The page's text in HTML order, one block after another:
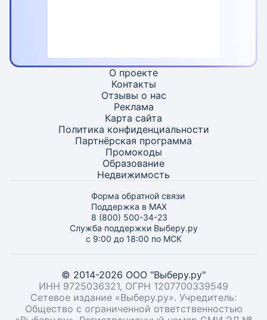
О проекте
Контакты
Отзывы о нас
Реклама
Карта сайта
Политика конфиденциальности
Партнёрская программа
Промокоды
Образование
Недвижимость
Форма обратной связи
Поддержка в MAX
8 (800) 500-34-23
Служба поддержки Выберу.ру
с 9:00 до 18:00 по МСК
© 2014-2026 ООО "Выберу.ру"
ИНН 9725036321, ОГРН 1207700339549
Сетевое издание «Выберу.ру». Учредитель:
Общество с ограниченной ответственностью